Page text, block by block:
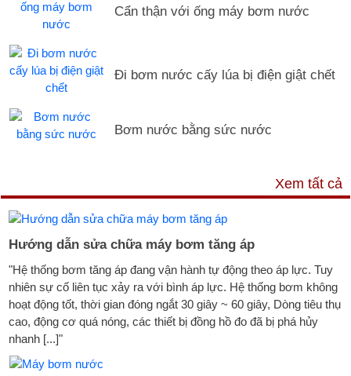
Cẩn thận với ống máy bơm nước
Đi bơm nước cấy lúa bị điện giật chết
Bơm nước bằng sức nước
Xem tất cả
Hướng dẫn sửa chữa máy bơm tăng áp
"Hệ thống bơm tăng áp đang vận hành tự động theo áp lực. Tuy
nhiên sự cố liên tục xảy ra với bình áp lực. Hệ thống bơm không
hoạt động tốt, thời gian đóng ngắt 30 giây ~ 60 giây, Dòng tiêu thụ
cao, động cơ quá nóng, các thiết bị đồng hồ đo đã bị phá hủy
nhanh [...]"